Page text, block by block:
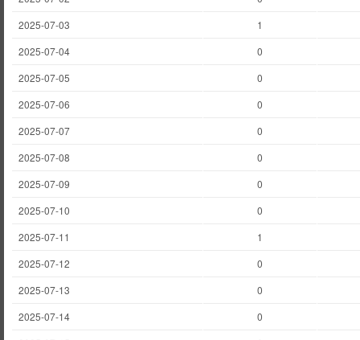
2025-07-03
1
2025-07-04
0
2025-07-05
0
2025-07-06
0
2025-07-07
0
2025-07-08
0
2025-07-09
0
2025-07-10
0
2025-07-11
1
2025-07-12
0
2025-07-13
0
2025-07-14
0